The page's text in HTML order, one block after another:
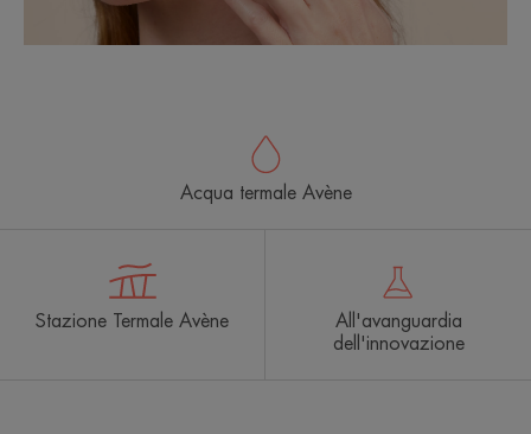
Acqua termale Avène
Stazione Termale Avène
All'avanguardia
dell'innovazione